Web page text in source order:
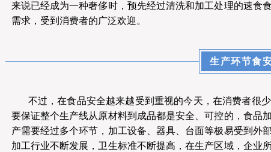
来说已经成为一种奢侈时，预先经过清洗和加工处理的速食
需求，受到消费者的广泛欢迎。
生产环节食
不过，在食品安全越来越受到重视的今天，在消费者很
要保证整个生产线从原材料到成品都是安全、可控的，食品
产需要经过多个环节，加工设备、器具、台面等极易受到外
加工行业不断发展，卫生标准不断提高，在生产区域，企业